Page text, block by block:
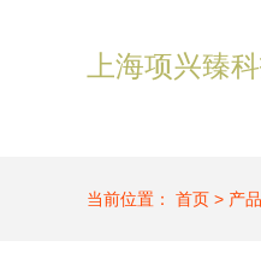
上海项兴臻
当前位置： 首页 > 产